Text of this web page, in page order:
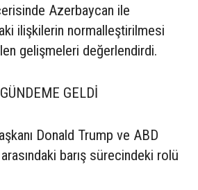
Azerbaycan ile
ilişkilerin normalleştirilmesi
gelişmeleri değerlendirdi.
GELDİ
Donald Trump ve ABD
barış sürecindeki rolü